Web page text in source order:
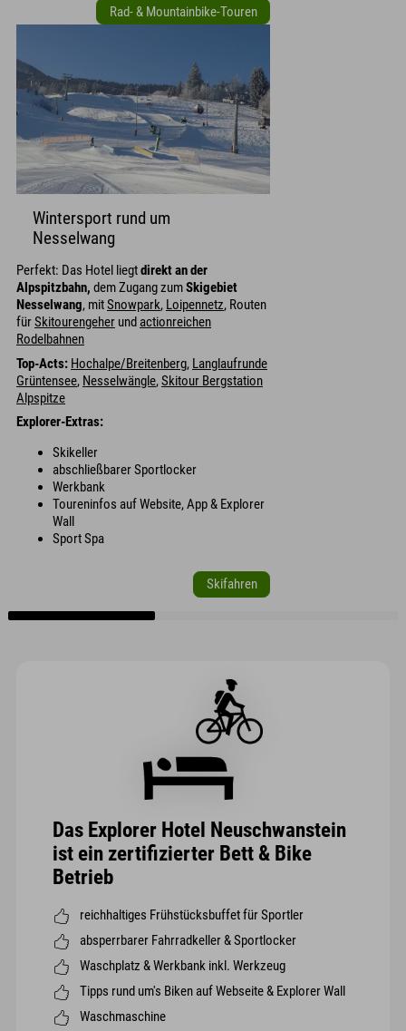
Rad- & Mountainbike-Touren
Wintersport rund um
Nesselwang
Perfekt: Das Hotel liegtdirekt an der
Alpspitzbahn, dem Zugang zumSkigebiet
Nesselwang, mitSnowpark, Loipennetz, Routen
fürSkitourengeher und actionreichen
Rodelbahnen
Top-Acts: Hochalpe/Breitenberg, Langlaufrunde
Grüntensee, Nesselwängle,Skitour Bergstation
Alpspitze
Explorer-Extras:
Skikeller
abschließbarer Sportlocker
Werkbank
Toureninfos auf Website, App & Explorer
Wall
Sport Spa
Skifahren
Das Explorer Hotel Neuschwanstein
ist ein zertifizierter Bett & Bike
Betrieb
reichhaltiges Frühstücksbuffet für Sportler
absperrbarer Fahrradkeller & Sportlocker
Waschplatz & Werkbank inkl. Werkzeug
Tipps rund um's Biken auf Webseite & Explorer Wall
Waschmaschine